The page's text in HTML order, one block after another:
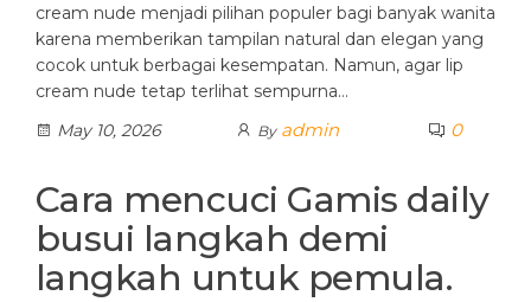
cream nude menjadi pilihan populer bagi banyak wanita
karena memberikan tampilan natural dan elegan yang
cocok untuk berbagai kesempatan. Namun, agar lip
cream nude tetap terlihat sempurna…
May 10, 2026
By admin 0
Cara mencuci Gamis daily
busui langkah demi
langkah untuk pemula.